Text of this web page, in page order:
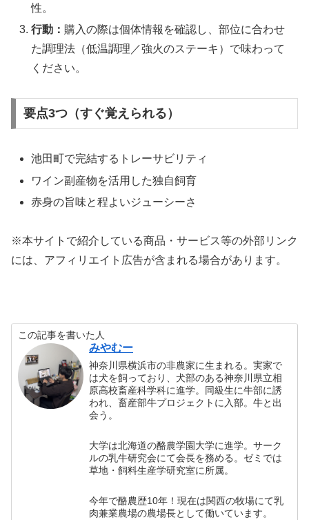
性。
行動： 購入の際は個体情報を確認し、部位に合わせ
た調理法（低温調理／強火のステーキ）で味わって
ください。
要点3つ（すぐ覚えられる）
池田町で完結するトレーサビリティ
ワイン副産物を活用した独自飼育
赤身の旨味と程よいジューシーさ
※本サイトで紹介している商品・サービス等の外部リンク
には、アフィリエイト広告が含まれる場合があります。
この記事を書いた人
みやむー
神奈川県横浜市の非農家に生まれる。実家で
は犬を飼っており、犬部のある神奈川県立相
原高校畜産科学科に進学。同級生に牛部に誘
われ、畜産部牛プロジェクトに入部。牛と出
会う。
大学は北海道の酪農学園大学に進学。サーク
ルの乳牛研究会にて会長を務める。ゼミでは
草地・飼料生産学研究室に所属。
今年で酪農歴10年！現在は関西の牧場にて乳
肉兼業農場の農場長として働いています。